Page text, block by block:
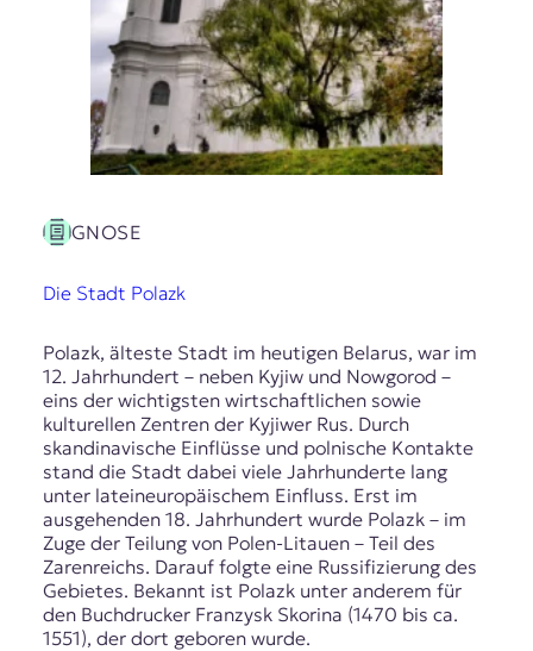
GNOSE
Die Stadt Polazk
Polazk, älteste Stadt im heutigen Belarus, war im
12. Jahrhundert – neben Kyjiw und Nowgorod –
eins der wichtigsten wirtschaftlichen sowie
kulturellen Zentren der Kyjiwer Rus. Durch
skandinavische Einflüsse und polnische Kontakte
stand die Stadt dabei viele Jahrhunderte lang
unter lateineuropäischem Einfluss. Erst im
ausgehenden 18. Jahrhundert wurde Polazk – im
Zuge der Teilung von Polen-Litauen – Teil des
Zarenreichs. Darauf folgte eine Russifizierung des
Gebietes. Bekannt ist Polazk unter anderem für
den Buchdrucker Franzysk Skorina (1470 bis ca.
1551), der dort geboren wurde.